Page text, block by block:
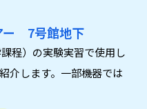
ー 7号館地下
程）の実験実習で使用し
介します。一部機器では